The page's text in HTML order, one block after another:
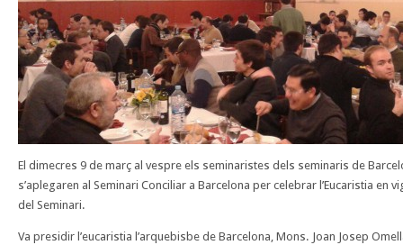
El dimecres 9 de març al vespre els seminaristes dels seminaris de
s’aplegaren al Seminari Conciliar a Barcelona per celebrar l’Eucaristia en
del Seminari.
Va presidir l’eucaristia l’arquebisbe de Barcelona, Mons. Joan Josep